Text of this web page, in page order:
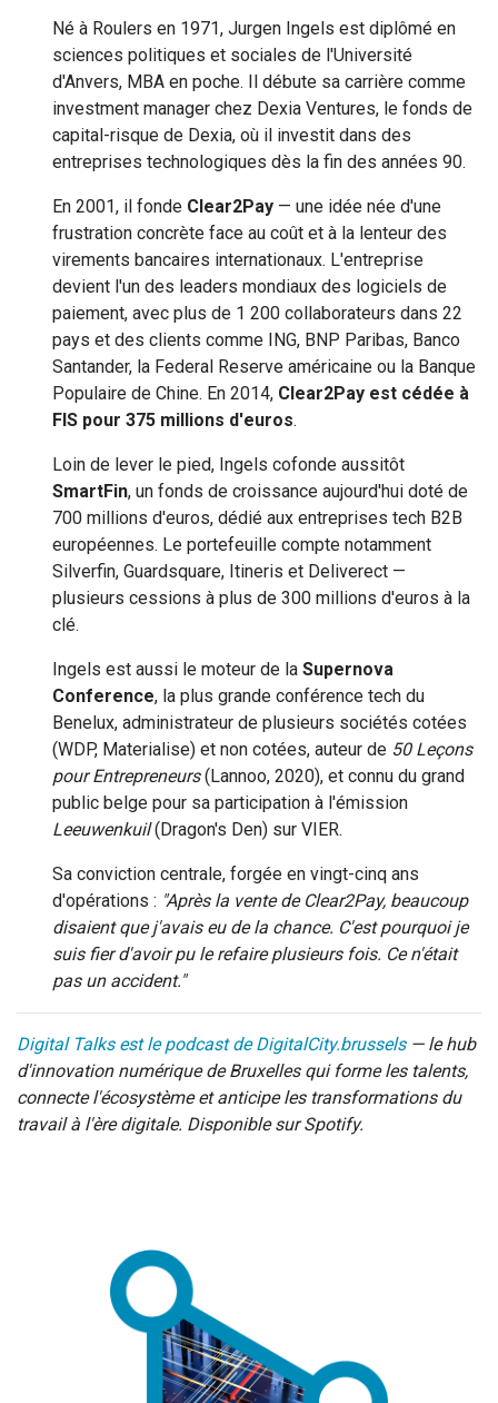
Né à Roulers en 1971, Jurgen Ingels est diplômé en
sciences politiques et sociales de l'Université
d'Anvers, MBA en poche. Il débute sa carrière comme
investment manager chez Dexia Ventures, le fonds de
capital-risque de Dexia, où il investit dans des
entreprises technologiques dès la fin des années 90.
En 2001, il fonde Clear2Pay — une idée née d'une
frustration concrète face au coût et à la lenteur des
virements bancaires internationaux. L'entreprise
devient l'un des leaders mondiaux des logiciels de
paiement, avec plus de 1 200 collaborateurs dans 22
pays et des clients comme ING, BNP Paribas, Banco
Santander, la Federal Reserve américaine ou la Banque
Populaire de Chine. En 2014, Clear2Pay est cédée à
FIS pour 375 millions d'euros.
Loin de lever le pied, Ingels cofonde aussitôt
SmartFin, un fonds de croissance aujourd'hui doté de
700 millions d'euros, dédié aux entreprises tech B2B
européennes. Le portefeuille compte notamment
Silverfin, Guardsquare, Itineris et Deliverect —
plusieurs cessions à plus de 300 millions d'euros à la
clé.
Ingels est aussi le moteur de la Supernova
Conference, la plus grande conférence tech du
Benelux, administrateur de plusieurs sociétés cotées
(WDP, Materialise) et non cotées, auteur de 50 Leçons
pour Entrepreneurs(Lannoo, 2020), et connu du grand
public belge pour sa participation à l'émission
Leeuwenkuil(Dragon's Den) sur VIER.
Sa conviction centrale, forgée en vingt-cinq ans
d'opérations : "Après la vente de Clear2Pay, beaucoup
disaient que j'avais eu de la chance. C'est pourquoi je
suis fier d'avoir pu le refaire plusieurs fois. Ce n'était
pas un accident."
Digital Talks est le podcast de DigitalCity.brussels— le hub
d'innovation numérique de Bruxelles qui forme les talents,
connecte l'écosystème et anticipe les transformations du
travail à l'ère digitale. Disponible sur Spotify.